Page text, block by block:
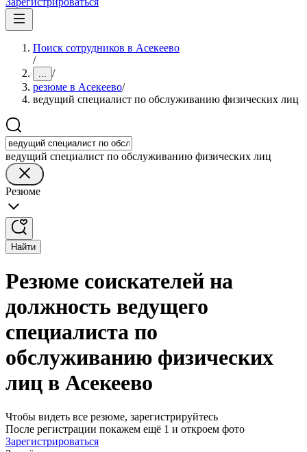
Поиск сотрудников в Асекеево
/
... /
резюме в Асекеево/
ведущий специалист по обслуживанию физических лиц
ведущий специалист по обслуживанию физических лиц
Резюме
Найти
Резюме соискателей на
должность ведущего
специалиста по
обслуживанию физических
лиц в Асекеево
Чтобы видеть все резюме, зарегистрируйтесь
После регистрации покажем ещё 1 и откроем фото
Зарегистрироваться